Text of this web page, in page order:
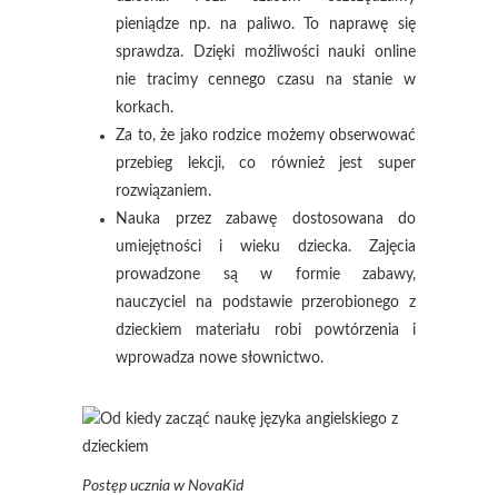
pieniądze np. na paliwo. To naprawę się
sprawdza. Dzięki możliwości nauki online
nie tracimy cennego czasu na stanie w
korkach.
Za to, że jako rodzice możemy obserwować
przebieg lekcji, co również jest super
rozwiązaniem.
Nauka przez zabawę dostosowana do
umiejętności i wieku dziecka. Zajęcia
prowadzone są w formie zabawy,
nauczyciel na podstawie przerobionego z
dzieckiem materiału robi powtórzenia i
wprowadza nowe słownictwo.
Postęp ucznia w NovaKid